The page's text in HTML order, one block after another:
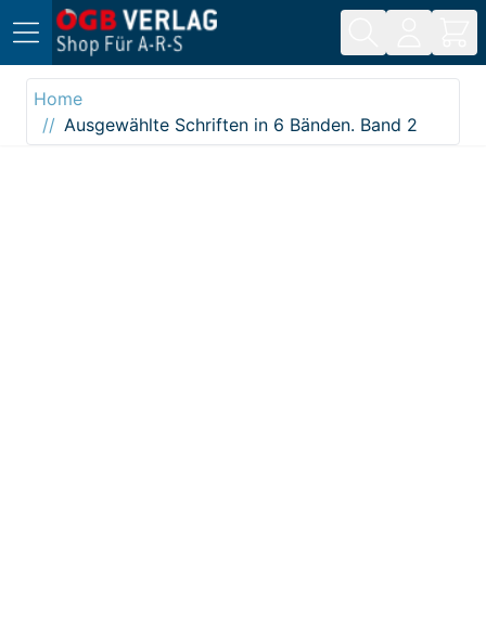
Direkt zum Inhalt
Home
Ausgewählte Schriften in 6 Bänden. Band 2